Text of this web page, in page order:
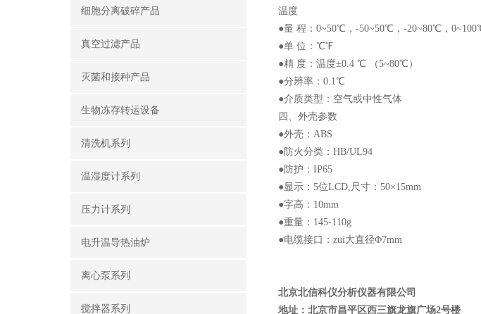
细胞分离破碎产品
真空过滤产品
灭菌和接种产品
生物冻存转运设备
清洗机系列
温湿度计系列
压力计系列
电升温导热油炉
离心泵系列
搅拌器系列
温度
●量 程：0~50℃，-50~50℃，-20~80℃，
●单 位：℃℉
●精 度：温度±0.4 ℃ （5~80℃）
●分辨率：0.1℃
●介质类型：空气或中性气体
四、外壳参数
●外壳：ABS
●防火分类：HB/UL94
●防护：IP65
●显示：5位LCD,尺寸：50×15mm
●字高：10mm
●重量：145-110g
●电缆接口：zui大直径Φ7mm
北京北信科仪分析仪器有限公司
地址：北京市昌平区西三旗龙旗广场2号楼